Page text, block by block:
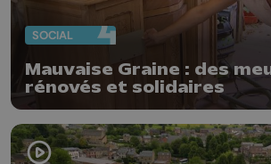
SOCIAL
Mauvaise Graine : des
rénovés et solidaires